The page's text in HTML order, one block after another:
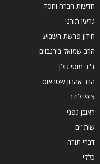
חדשות חברה וחסד
גרעין תורני
חידון פרשת השבוע
הרב שמואל בירנבוים
ד''ר מוטי גולן
הרב אהרון שטראוס
ציפי לידר
ראובן גפני
שות"ים
דברי תורה
כללי